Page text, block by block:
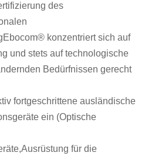
des
konzentriert sich auf
und stets auf technologische
Bedürfnissen gerecht
fortgeschrittene ausländische
ein (Optische
für die